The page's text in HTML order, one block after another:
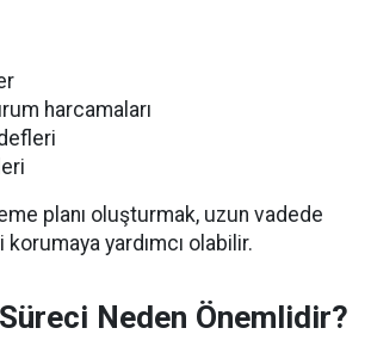
harcamaları
planı oluşturmak, uzun vadede
yardımcı olabilir.
Neden Önemlidir?